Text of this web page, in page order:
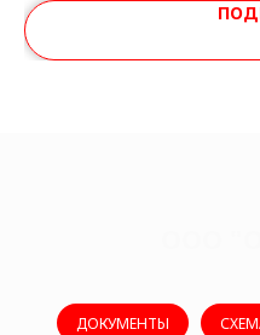
ДОКУМЕНТЫ